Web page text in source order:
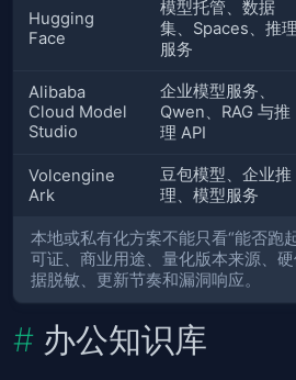
Hugging
Face
模型托管、数据
集、Spaces、推理
服务
Alibaba
Cloud Model
Studio
企业模型服务、
Qwen、RAG 与推
理 API
Volcengine
Ark
豆包模型、企业推
理、模型服务
本地或私有化方案不能只看“能否跑
可证、商业用途、量化版本来源、
据脱敏、更新节奏和漏洞响应。
办公知识库